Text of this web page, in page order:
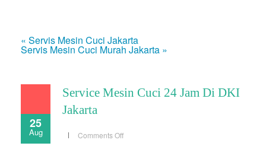
« Servis Mesin Cuci Jakarta
Servis Mesin Cuci Murah Jakarta »
25
Aug
Service Mesin Cuci 24 Jam Di DKI
Jakarta
Comments Offon